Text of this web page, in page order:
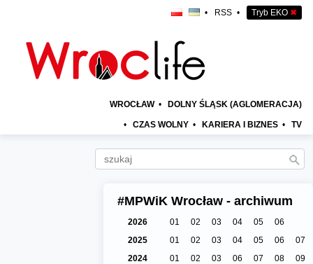
• RSS • Tryb EKO ✖
WROCŁAW • DOLNY ŚLĄSK (AGLOMERACJA)
• CZAS WOLNY • KARIERA I BIZNES • TV
#MPWiK Wrocław - archiwum
2026 01 02 03 04 05
06
2025
01 02 03 04 05 06
07
2024
01 02 03 06 07 08
09